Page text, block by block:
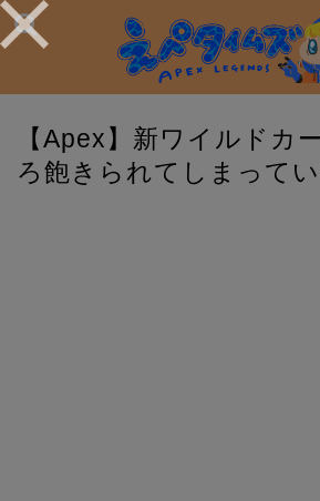
【Apex】新ワイルドカ
ろ飽きられてしまって